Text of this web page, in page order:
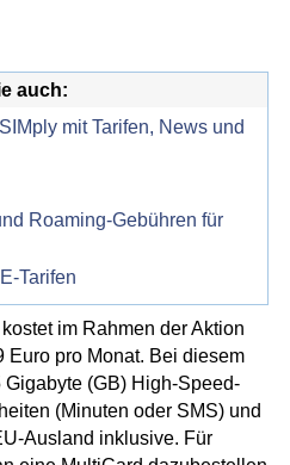
auch:
mit Tarifen, News und
Roaming-Gebühren für
Tarifen
im Rahmen der Aktion
Euro pro Monat. Bei diesem
Gigabyte (GB) High-Speed-
(Minuten oder SMS) und
Ausland inklusive. Für